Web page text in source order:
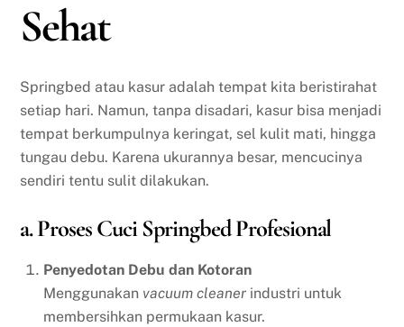
Sehat
Springbed atau kasur adalah tempat kita beristirahat
setiap hari. Namun, tanpa disadari, kasur bisa menjadi
tempat berkumpulnya keringat, sel kulit mati, hingga
tungau debu. Karena ukurannya besar, mencucinya
sendiri tentu sulit dilakukan.
a. Proses Cuci Springbed Profesional
Penyedotan Debu dan Kotoran
Menggunakan vacuum cleaner industri untuk
membersihkan permukaan kasur.